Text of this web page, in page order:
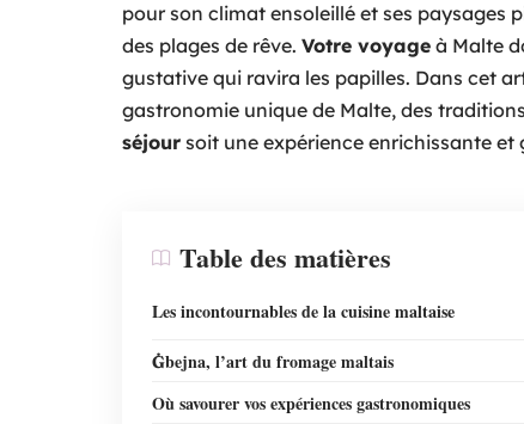
pour son climat ensoleillé et ses paysages
des plages de rêve. Votre voyage à Malte
gustative qui ravira les papilles. Dans cet
gastronomie unique de Malte, des
séjour soit une expérience enrichissante et
Table des matières
Les incontournables de la cuisine maltaise
Ġbejna, l’art du fromage maltais
Où savourer vos expériences gastronomiques